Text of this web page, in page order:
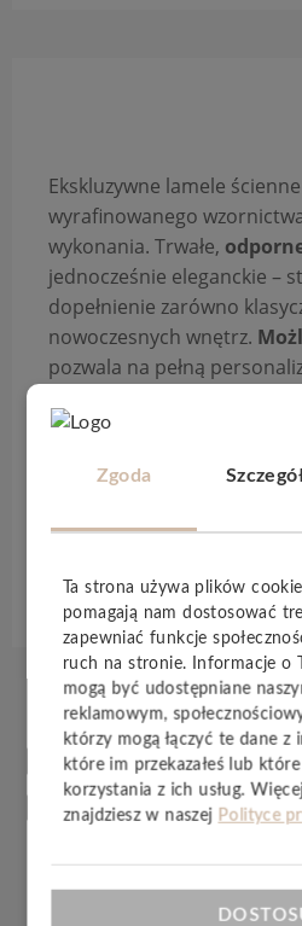
Specyfikacja
Ekskluzywne lamele
wyrafinowanego
wykonania. Trwałe,
jednocześnie eleganckie –
dopełnienie zarówno
nowoczesnych wnętrz.
pozwala na pełną
indywidualnego stylu.
dla wymagających
Produkty
powiązane
Zgoda
Ta strona używa plików
pomagają nam dostosować
zapewniać funkcje
ruch na stronie. Informacje o
mogą być udostępniane
reklamowym,
którzy mogą łączyć te dane z
które im przekazałeś lub
korzystania z ich usług.
znajdziesz w naszej Polityce